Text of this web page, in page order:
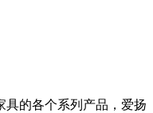
具的各个系列产品，爱扬